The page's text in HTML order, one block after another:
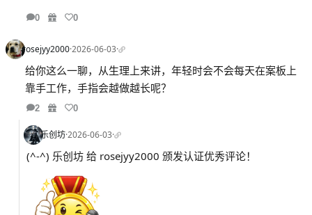
0 0
rosejyy2000·2026-06-03·
给你这么一聊，从生理上来讲，年轻时会不会每天在案板上
靠手工作，手指会越做越长呢？
2 0
乐创坊·2026-06-03·
(^-^) 乐创坊 给 rosejyy2000 颁发认证优秀评论！